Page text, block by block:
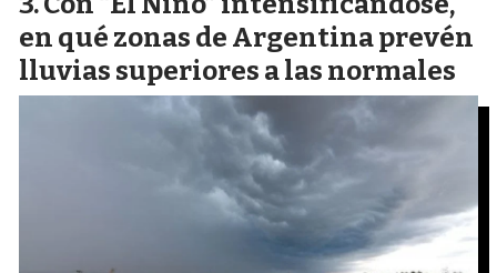
en qué zonas de Argentina prevén
lluvias superiores a las normales